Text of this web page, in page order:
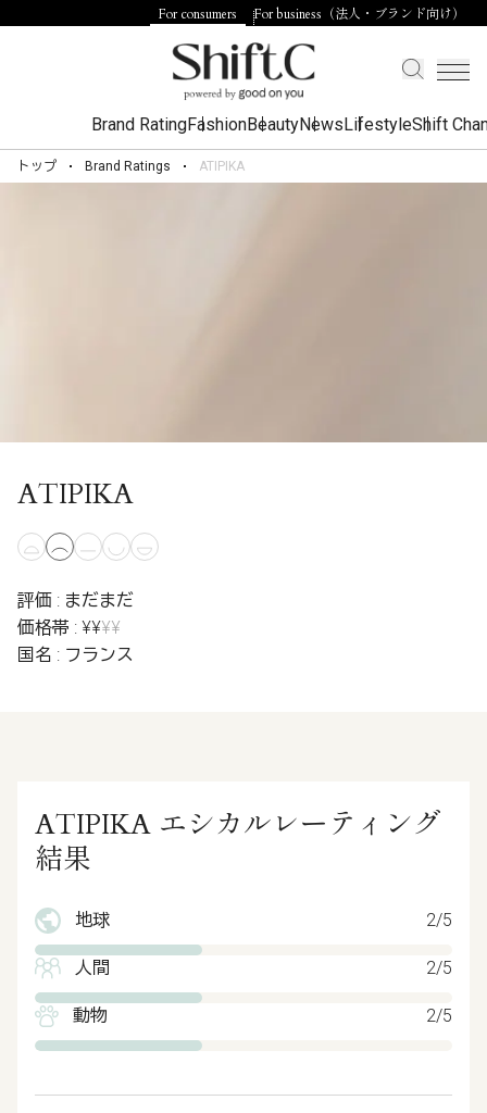
For consumers For business（法人・ブランド向け）
Brand RatingFashionBeautyNewsLifestyleShift
トップ Brand Ratings ATIPIKA
ATIPIKA
評価 : まだまだ
価格帯 : ¥¥¥¥
国名 : フランス
ATIPIKA エシカルレーティング
結果
地球 2/5
人間 2/5
動物 2/5